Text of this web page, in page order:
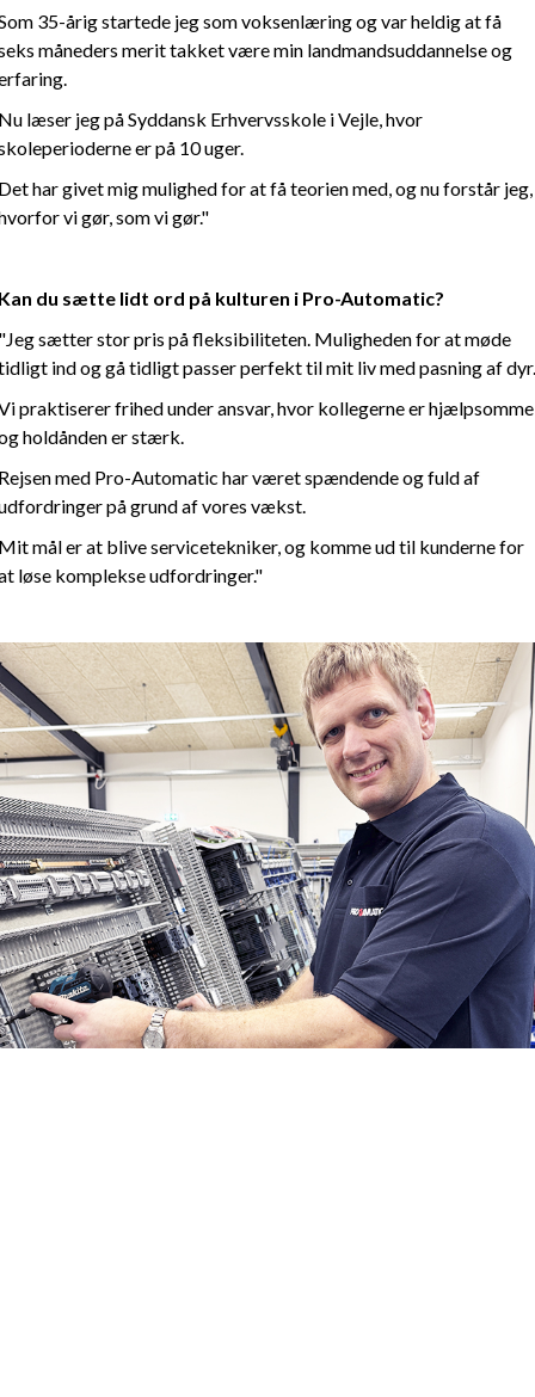
35-årig startede jeg som voksenlæring og var heldig at få
måneders merit takket være min landmandsuddannelse og
læser jeg på Syddansk Erhvervsskole i Vejle, hvor
er på 10 uger.
har givet mig mulighed for at få teorien med, og nu forstår jeg,
vi gør, som vi gør."
du sætte lidt ord på kulturen i Pro-Automatic?
sætter stor pris på fleksibiliteten. Muligheden for at møde
ind og gå tidligt passer perfekt til mit liv med pasning af dyr.
praktiserer frihed under ansvar, hvor kollegerne er hjælpsomme
holdånden er stærk.
med Pro-Automatic har været spændende og fuld af
på grund af vores vækst.
mål er at blive servicetekniker, og komme ud til kunderne for
løse komplekse udfordringer."